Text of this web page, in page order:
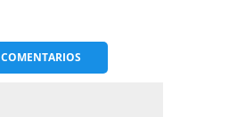
COMENTARIOS